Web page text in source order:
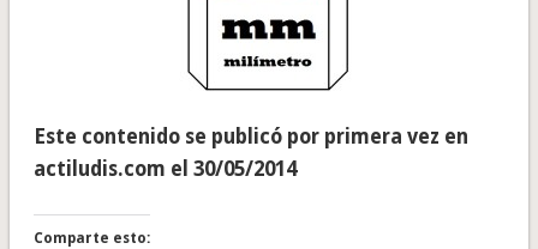
Este contenido se publicó por primera vez en
actiludis.com el 30/05/2014
Comparte esto: